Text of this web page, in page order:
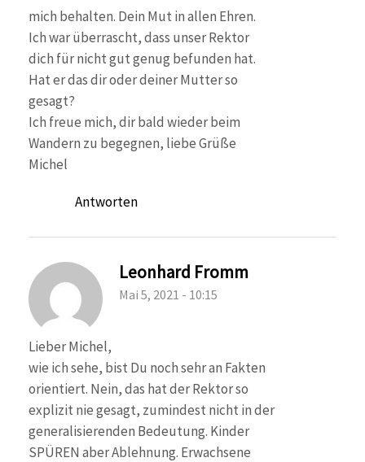
mich behalten. Dein Mut in allen Ehren.
Ich war überrascht, dass unser Rektor
dich für nicht gut genug befunden hat.
Hat er das dir oder deiner Mutter so
gesagt?
Ich freue mich, dir bald wieder beim
Wandern zu begegnen, liebe Grüße
Michel
Antworten
Leonhard Fromm
Mai 5, 2021 - 10:15
Lieber Michel,
wie ich sehe, bist Du noch sehr an Fakten
orientiert. Nein, das hat der Rektor so
explizit nie gesagt, zumindest nicht in der
generalisierenden Bedeutung. Kinder
SPÜREN aber Ablehnung. Erwachsene